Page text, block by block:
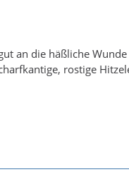
an die häßliche
rostige